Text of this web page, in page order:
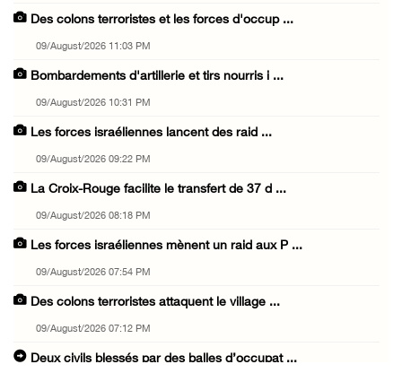
Des colons terroristes et les forces d'occup ...
09/August/2026 11:03 PM
Bombardements d'artillerie et tirs nourris i ...
09/August/2026 10:31 PM
Les forces israéliennes lancent des raid ...
09/August/2026 09:22 PM
La Croix-Rouge facilite le transfert de 37 d ...
09/August/2026 08:18 PM
Les forces israéliennes mènent un raid aux P ...
09/August/2026 07:54 PM
Des colons terroristes attaquent le village ...
09/August/2026 07:12 PM
Deux civils blessés par des balles d’occupat ...